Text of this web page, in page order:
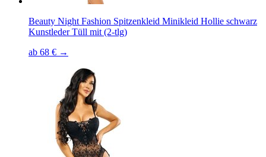
Beauty Night Fashion Spitzenkleid Minikleid Hollie schwarz
Kunstleder Tüll mit (2-tlg)
ab 68 € →